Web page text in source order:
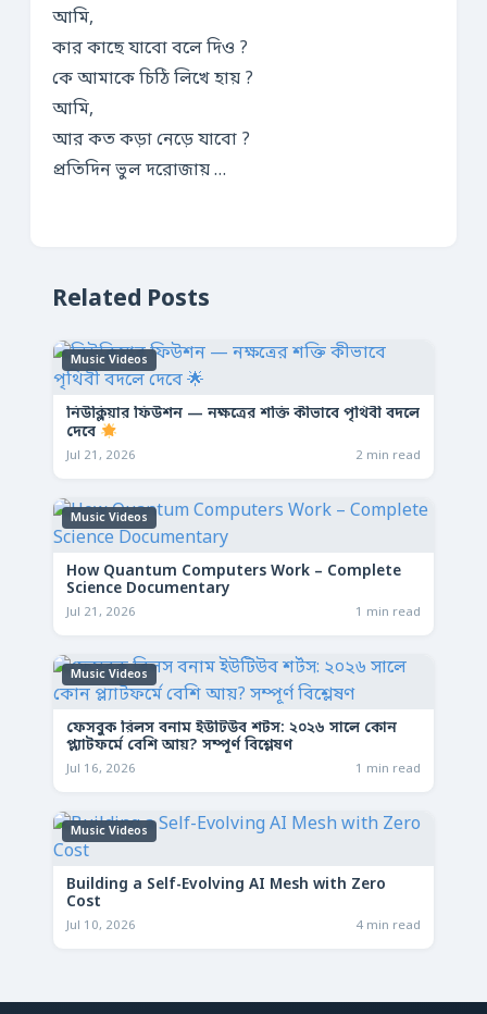
আমি,
কার কাছে যাবো বলে দিও ?
কে আমাকে চিঠি লিখে হায় ?
আমি,
আর কত কড়া নেড়ে যাবো ?
প্রতিদিন ভুল দরোজায় …
Related Posts
Music Videos
নিউক্লিয়ার ফিউশন — নক্ষত্রের শক্তি কীভাবে পৃথিবী বদলে
দেবে
Jul 21, 2026 2 min read
Music Videos
How Quantum Computers Work – Complete
Science Documentary
Jul 21, 2026 1 min read
Music Videos
ফেসবুক রিলস বনাম ইউটিউব শর্টস: ২০২৬ সালে কোন
প্ল্যাটফর্মে বেশি আয়? সম্পূর্ণ বিশ্লেষণ
Jul 16, 2026 1 min read
Music Videos
Building a Self-Evolving AI Mesh with Zero
Cost
Jul 10, 2026 4 min read